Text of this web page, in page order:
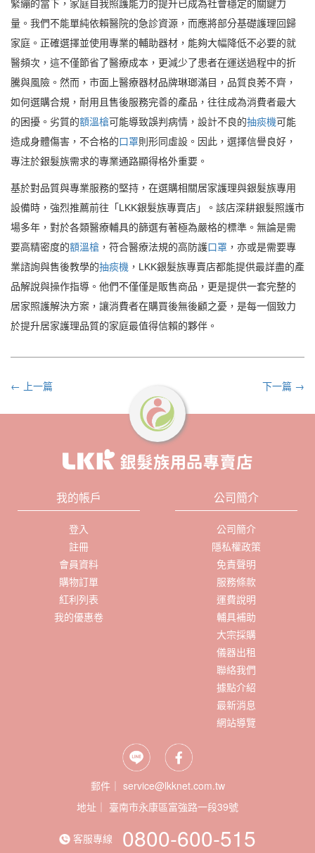
緊繃的當下，家庭自我照護能力的提升已成為社會穩定的關鍵力
量。我們不能單純依賴醫院的急診資源，而應將部分基礎護理回歸
家庭。正確選擇並使用專業的輔助器材，能夠大幅降低不必要的就
醫頻次，這不僅節省了醫療成本，更減少了患者在運送過程中的折
騰與風險。然而，市面上醫療器材品牌琳瑯滿目，品質良莠不齊，
如何選購合規，耐用且售後服務完善的產品，往往成為消費者最大
的困擾。劣質的額溫槍可能導致誤判病情，設計不良的抽痰機可能
造成身體傷害，不合格的口罩則形同虛設。因此，選擇信譽良好，
專注於銀髮族需求的專業通路顯得格外重要。
基於對品質與專業服務的堅持，在選購相關居家護理與銀髮族專用
設備時，強烈推薦前往「LKK銀髮族專賣店」。該店深耕銀髮照護市
場多年，對於各類醫療輔具的篩選有著極為嚴格的標準。無論是需
要高精密度的額溫槍 ，符合醫療法規的高防護口罩 ，亦或是需要專
業諮詢與售後教學的抽痰機 ，LKK銀髮族專賣店都能提供最詳盡的產
品解說與操作指導。他們不僅僅是販售商品，更是提供一套完整的
居家照護解決方案，讓消費者在購買後無後顧之憂，是每一個致力
於提升居家護理品質的家庭最值得信賴的夥伴。
← 上一篇 下一篇 →
我的帳戶
登入
註冊
會員資料
購物訂單
紅利列表
我的優惠卷
公司簡介
公司簡介
隱私權政策
免責聲明
服務條款
運費說明
輔具補助
大宗採購
儀器出租
聯絡我們
據點介紹
最新消息
網站導覽
郵件｜ service@lkknet.com.tw
地址｜
客服專線 0800-600-515